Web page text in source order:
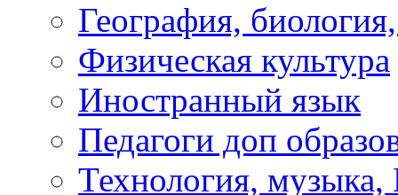
География,
Физическая культура
Иностранный язык
Педагоги доп
Технология,